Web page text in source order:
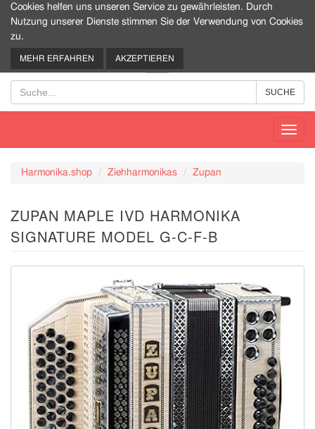
0
Harmonika.shop Ziehharmonikas Zupan
ZUPAN MAPLE IVD HARMONIKA
SIGNATURE MODEL G-C-F-B
Cookies helfen uns unseren Service zu gewährleisten. Durch
Nutzung unserer Dienste stimmen Sie der Verwendung von Cookies
zu.
MEHR ERFAHREN AKZEPTIEREN